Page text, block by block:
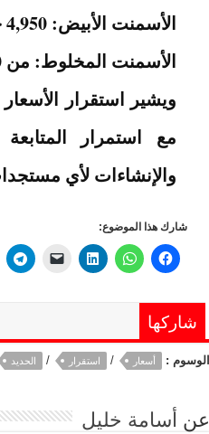
الأسمنت الأبيض: 4,950 جنيهًا للطن.
الأسمنت المخلوط: من 2,930 إلى 3,150 جنيهًا للطن.
ويشير استقرار
مع استمرار
والإنشاءات لأي
شارك هذا الموضوع:
شاركها
الوسوم : أسعار / استقرار / الحديد
عن أسامة خليل